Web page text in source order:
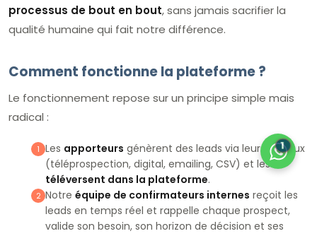
processus de bout en bout, sans jamais sacrifier la
qualité humaine qui fait notre différence.
Comment fonctionne la plateforme ?
Le fonctionnement repose sur un principe simple mais
radical :
1 Les apporteurs génèrent des leads via leurs canaux
(téléprospection, digital, emailing, CSV) et les
téléversent dans la plateforme.
2 Notre équipe de confirmateurs internes reçoit les
leads en temps réel et rappelle chaque prospect,
valide son besoin, son horizon de décision et ses
1